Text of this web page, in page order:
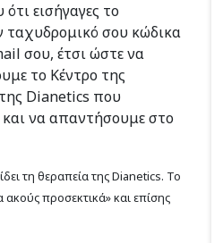
εισήγαγες το
σου κώδικα
σου, έτσι ώστε να
το Κέντρο της
Dianetics που
και να απαντήσουμε στο
τη θεραπεία της Dianetics. Το
ακούς προσεκτικά» και επίσης